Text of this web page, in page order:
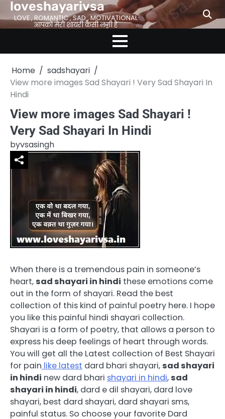
Skip
to
content
loveshayarivsa
LOVE , ROMANTIC , SAD , MOTIVATIONAL
आपको मेरी शायरी कैसी लगी है
Home
sadshayari
View more images Sad Shayari ! Very Sad Shayari In
Hindi
View more images Sad Shayari !
Very Sad Shayari In Hindi
byvsasingh
When there is a tremendous pain in someone’s
heart, sad shayari in hindi these emotions come
out in the form of shayari. Read the best
collection of this kind of painful poetry here. I hope
you like this painful hindi shayari collection.
Shayari is a form of poetry, that allows a person to
express his deep feelings of heart through words.
You will get all the Latest collection of Best Shayari
for pain like latest dard bhari shayari, sad shayari
in hindi new dard bhari shayari in hindi, sad
shayari in hindi, dard e dil shayari, dard love
shayari, best dard shayari, dard shayari sms,
painful status. So choose your favorite Dard